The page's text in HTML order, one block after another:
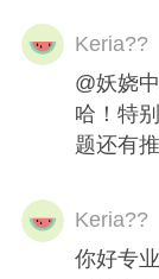
Keria??
@妖娆
哈！特
题还有
Keria??
你好专